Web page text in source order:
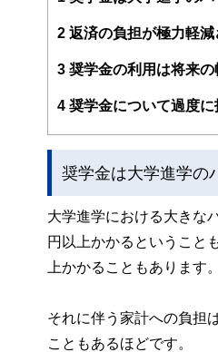
2 返済の負担が極力軽
3 奨学金の利用は将来
4 奨学金について過度
奨学金は大学進学の
大学進学における大きな
円以上かかるということ
上かかることもあります。
それに伴う家計への負担
こともあるほどです。